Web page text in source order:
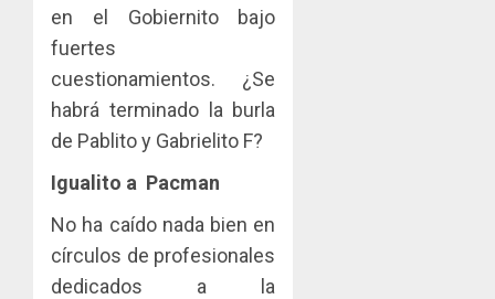
en el Gobiernito bajo
fuertes
cuestionamientos. ¿Se
habrá terminado la burla
de Pablito y Gabrielito F?
Igualito a Pacman
No ha caído nada bien en
círculos de profesionales
dedicados a la